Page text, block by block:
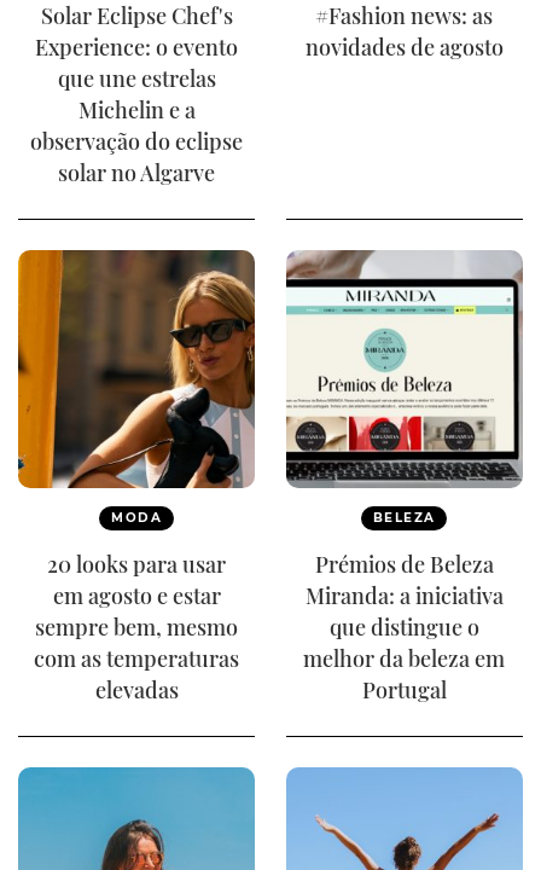
Solar Eclipse Chef's
Experience: o evento
que une estrelas
Michelin e a
observação do eclipse
solar no Algarve
#Fashion news: as
novidades de agosto
MODA
20 looks para usar
em agosto e estar
sempre bem, mesmo
com as temperaturas
elevadas
BELEZA
Prémios de Beleza
Miranda: a iniciativa
que distingue o
melhor da beleza em
Portugal